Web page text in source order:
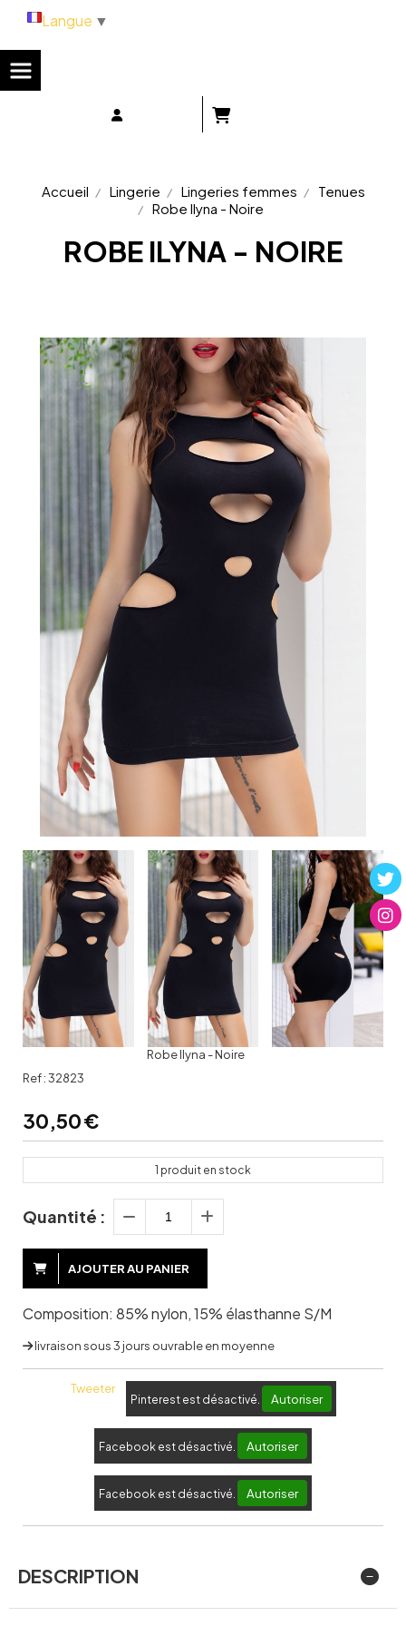
Accueil Lingerie Lingeries femmes
Tenues
Robe Ilyna - Noire
ROBE ILYNA - NOIRE
Robe Ilyna - Noire
Ref :32823
30,50€
1 produit en stock
Quantité :
AJOUTER AU PANIER
Composition: 85% nylon, 15% élasthanne S/M
livraison sous 3 jours ouvrable en moyenne
Tweeter
Pinterest est désactivé. Autoriser
Facebook est désactivé. Autoriser
Facebook est désactivé. Autoriser
DESCRIPTION
Langue ▼